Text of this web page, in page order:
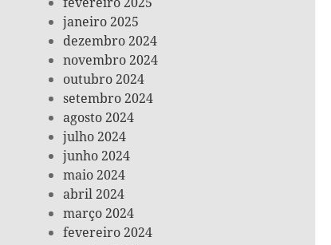
janeiro 2025
dezembro 2024
novembro 2024
outubro 2024
setembro 2024
agosto 2024
julho 2024
junho 2024
maio 2024
abril 2024
março 2024
fevereiro 2024